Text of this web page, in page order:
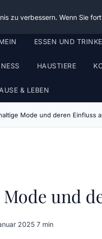
ESSEN UND
HAUSTIERE
& LEBEN
Mode und deren Einfluss
und
2025·7 min
zu verbessern. Wenn Sie